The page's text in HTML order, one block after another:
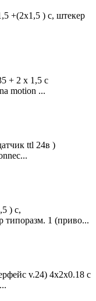
+(2x1,5 ) c, штекер
+ 2 x 1,5 c
motion ...
ttl 24в )
) c,
типоразм. 1 (приво...
v.24) 4x2x0.18 c